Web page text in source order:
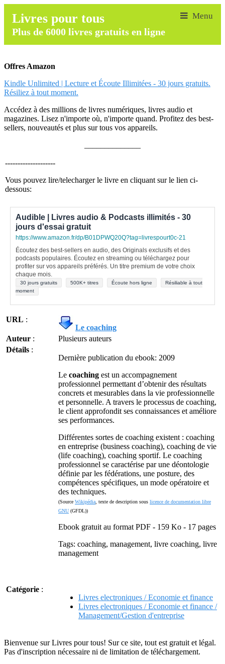
Livres pour tous
Plus de 6000 livres gratuits en ligne
Offres Amazon
Kindle Unlimited | Lecture et Écoute Illimitées - 30 jours gratuits.
Résiliez à tout moment.
Accédez à des millions de livres numériques, livres audio et
magazines. Lisez n'importe où, n'importe quand. Profitez des best-
sellers, nouveautés et plus sur tous vos appareils.
--------------------
Vous pouvez lire/telecharger le livre en cliquant sur le lien ci-
dessous:
Audible | Livres audio & Podcasts illimités - 30
jours d'essai gratuit
https://www.amazon.fr/dp/B01DPWQ20Q?tag=livrespourt0c-21
Écoutez des best-sellers en audio, des Originals exclusifs et des
podcasts populaires. Écoutez en streaming ou téléchargez pour
profiter sur vos appareils préférés. Un titre premium de votre choix
chaque mois.
30 jours gratuits 500K+ titres Écoute hors ligne
Résiliable à tout
moment
URL :
Le coaching
Auteur :
Plusieurs auteurs
Détails :
Dernière publication du ebook: 2009
Le coaching est un accompagnement
professionnel permettant d’obtenir des résultats
concrets et mesurables dans la vie professionnelle
et personnelle. A travers le processus de coaching,
le client approfondit ses connaissances et améliore
ses performances.
Différentes sortes de coaching existent : coaching
en entreprise (business coaching), coaching de vie
(life coaching), coaching sportif. Le coaching
professionnel se caractérise par une déontologie
définie par les fédérations, une posture, des
compétences spécifiques, un mode opératoire et
des techniques.
(Source Wikipédia , texte de description sous licence de documentation libre
GNU (GFDL))
Ebook gratuit au format PDF - 159 Ko - 17 pages
Tags: coaching, management, livre coaching, livre
management
Catégorie :
Livres electroniques / Economie et finance
Livres electroniques / Economie et finance /
Management/Gestion d'entreprise
Bienvenue sur Livres pour tous! Sur ce site, tout est gratuit et légal.
Pas d'inscription nécessaire ni de limitation de téléchargement.